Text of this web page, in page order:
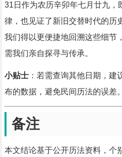
31日作为农历辛卯年七月廿九，
律，也见证了新旧交替时代的历
我们得以更便捷地回溯这些细节
需我们亲自探寻与传承。
小贴士：若需查询其他日期，建
布的数据，避免民间历法的误差。
备注
本文结论基于公开历法资料，个